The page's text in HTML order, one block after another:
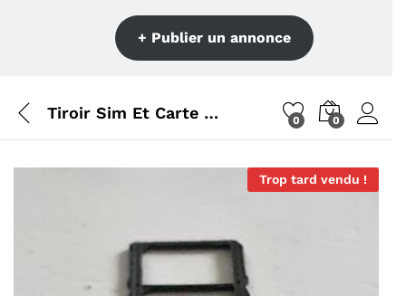
+ Publier un annonce
Tiroir Sim Et Carte Micro SD Téléphone Huawei Y6 2018 ATU-L21 0 0
Trop tard vendu !